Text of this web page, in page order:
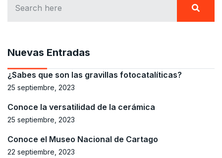
Nuevas Entradas
¿Sabes que son las gravillas fotocatalíticas?
25 septiembre, 2023
Conoce la versatilidad de la cerámica
25 septiembre, 2023
Conoce el Museo Nacional de Cartago
22 septiembre, 2023